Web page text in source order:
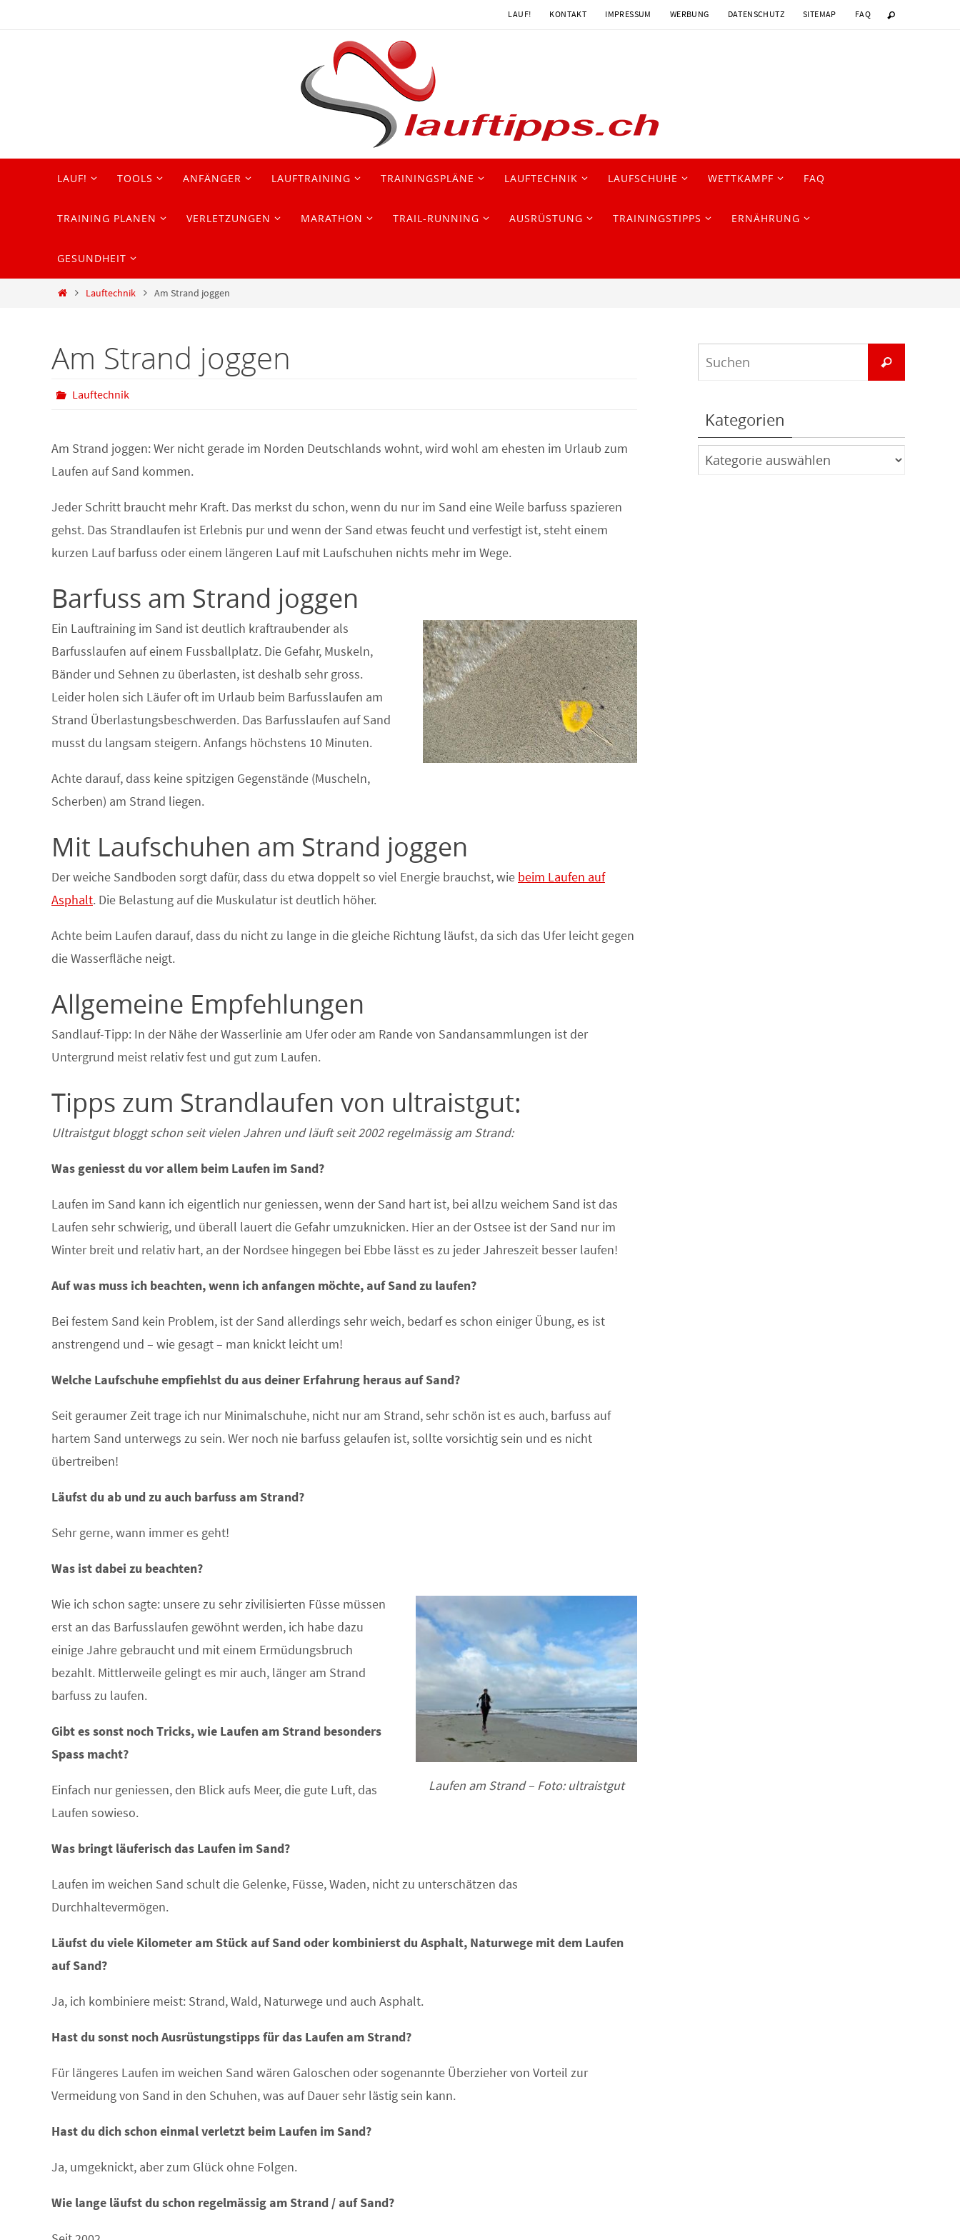
LAUF! KONTAKT IMPRESSUM WERBUNG DATENSCHUTZ SITEMAP FAQ
LAUF! TOOLS ANFÄNGER LAUFTRAINING TRAININGSPLÄNE LAUFTECHNIK LAUFSCHUHE WETTKAMPF FAQ
TRAINING PLANEN VERLETZUNGEN MARATHON TRAIL-RUNNING AUSRÜSTUNG TRAININGSTIPPS ERNÄHRUNG
GESUNDHEIT
StartLauftechnik Am Strand joggen
Am Strand joggen
Lauftechnik
Am Strand joggen: Wer nicht gerade im Norden Deutschlands wohnt, wird wohl am ehesten im Urlaub zum
Laufen auf Sand kommen.
Jeder Schritt braucht mehr Kraft. Das merkst du schon, wenn du nur im Sand eine Weile barfuss spazieren
gehst. Das Strandlaufen ist Erlebnis pur und wenn der Sand etwas feucht und verfestigt ist, steht einem
kurzen Lauf barfuss oder einem längeren Lauf mit Laufschuhen nichts mehr im Wege.
Barfuss am Strand joggen
Ein Lauftraining im Sand ist deutlich kraftraubender als
Barfusslaufen auf einem Fussballplatz. Die Gefahr, Muskeln,
Bänder und Sehnen zu überlasten, ist deshalb sehr gross.
Leider holen sich Läufer oft im Urlaub beim Barfusslaufen am
Strand Überlastungsbeschwerden. Das Barfusslaufen auf Sand
musst du langsam steigern. Anfangs höchstens 10 Minuten.
Achte darauf, dass keine spitzigen Gegenstände (Muscheln,
Scherben) am Strand liegen.
Mit Laufschuhen am Strand joggen
Der weiche Sandboden sorgt dafür, dass du etwa doppelt so viel Energie brauchst, wie beim Laufen auf
Asphalt. Die Belastung auf die Muskulatur ist deutlich höher.
Achte beim Laufen darauf, dass du nicht zu lange in die gleiche Richtung läufst, da sich das Ufer leicht gegen
die Wasserfläche neigt.
Allgemeine Empfehlungen
Sandlauf-Tipp: In der Nähe der Wasserlinie am Ufer oder am Rande von Sandansammlungen ist der
Untergrund meist relativ fest und gut zum Laufen.
Tipps zum Strandlaufen von ultraistgut:
Ultraistgut bloggt schon seit vielen Jahren und läuft seit 2002 regelmässig am Strand:
Was geniesst du vor allem beim Laufen im Sand?
Laufen im Sand kann ich eigentlich nur geniessen, wenn der Sand hart ist, bei allzu weichem Sand ist das
Laufen sehr schwierig, und überall lauert die Gefahr umzuknicken. Hier an der Ostsee ist der Sand nur im
Winter breit und relativ hart, an der Nordsee hingegen bei Ebbe lässt es zu jeder Jahreszeit besser laufen!
Auf was muss ich beachten, wenn ich anfangen möchte, auf Sand zu laufen?
Bei festem Sand kein Problem, ist der Sand allerdings sehr weich, bedarf es schon einiger Übung, es ist
anstrengend und – wie gesagt – man knickt leicht um!
Welche Laufschuhe empfiehlst du aus deiner Erfahrung heraus auf Sand?
Seit geraumer Zeit trage ich nur Minimalschuhe, nicht nur am Strand, sehr schön ist es auch, barfuss auf
hartem Sand unterwegs zu sein. Wer noch nie barfuss gelaufen ist, sollte vorsichtig sein und es nicht
übertreiben!
Läufst du ab und zu auch barfuss am Strand?
Sehr gerne, wann immer es geht!
Was ist dabei zu beachten?
Laufen am Strand – Foto: ultraistgut
Wie ich schon sagte: unsere zu sehr zivilisierten Füsse müssen
erst an das Barfusslaufen gewöhnt werden, ich habe dazu
einige Jahre gebraucht und mit einem Ermüdungsbruch
bezahlt. Mittlerweile gelingt es mir auch, länger am Strand
barfuss zu laufen.
Gibt es sonst noch Tricks, wie Laufen am Strand besonders
Spass macht?
Einfach nur geniessen, den Blick aufs Meer, die gute Luft, das
Laufen sowieso.
Was bringt läuferisch das Laufen im Sand?
Laufen im weichen Sand schult die Gelenke, Füsse, Waden, nicht zu unterschätzen das
Durchhaltevermögen.
Läufst du viele Kilometer am Stück auf Sand oder kombinierst du Asphalt, Naturwege mit dem Laufen
auf Sand?
Ja, ich kombiniere meist: Strand, Wald, Naturwege und auch Asphalt.
Hast du sonst noch Ausrüstungstipps für das Laufen am Strand?
Für längeres Laufen im weichen Sand wären Galoschen oder sogenannte Überzieher von Vorteil zur
Vermeidung von Sand in den Schuhen, was auf Dauer sehr lästig sein kann.
Hast du dich schon einmal verletzt beim Laufen im Sand?
Ja, umgeknickt, aber zum Glück ohne Folgen.
Wie lange läufst du schon regelmässig am Strand / auf Sand?
nach:
Suchen
Kategorien
Kategorien